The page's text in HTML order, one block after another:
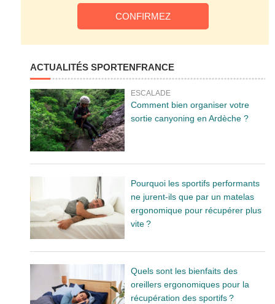
ACTUALITÉS SPORTENFRANCE
ESCALADE
Comment bien organiser votre
sortie canyoning en Ardèche ?
Pourquoi les sportifs performants
ne jurent-ils que par un matelas
ergonomique pour récupérer plus
vite ?
Quels sont les bienfaits des
oreillers ergonomiques pour la
récupération des sportifs ?